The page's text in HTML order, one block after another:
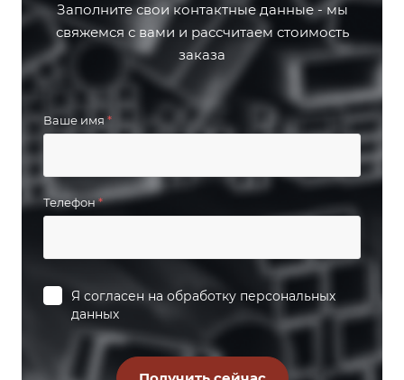
Заполните свои контактные данные - мы
свяжемся с вами и рассчитаем стоимость
заказа
Ваше имя *
Телефон*
Я согласен на обработку персональных
данных